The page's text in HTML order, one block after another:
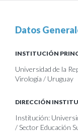
Datos
INSTITUCIÓN
Universidad de la
Virología / Uruguay
DIRECCIÓN
Institución:
/ Sector Educación